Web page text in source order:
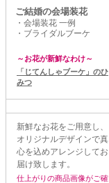
ご結婚の会場装花
・会場装花 一例
・ブライダルブーケ
～お花が新鮮なわけ～
「じてんしゃブーケ」のひ
みつ
新鮮なお花をご用意し、
オリジナルデザインで真
心を込めアレンジしてお
届け致します。
仕上がりの商品画像がご確